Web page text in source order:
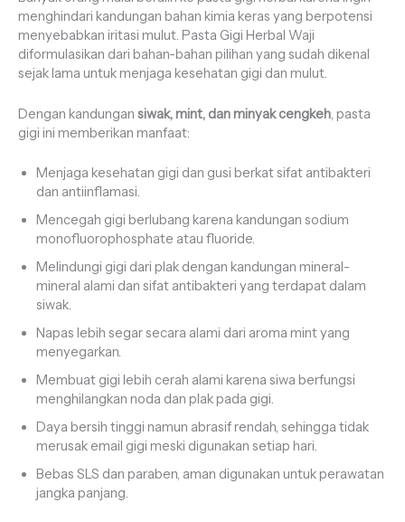
menghindari kandungan bahan kimia keras yang berpotensi
menyebabkan iritasi mulut. Pasta Gigi Herbal Waji
diformulasikan dari bahan-bahan pilihan yang sudah dikenal
sejak lama untuk menjaga kesehatan gigi dan mulut.
Dengan kandungan siwak, mint, dan minyak cengkeh , pasta
gigi ini memberikan manfaat:
Menjaga kesehatan gigi dan gusi berkat sifat antibakteri
dan antiinflamasi.
Mencegah gigi berlubang karena kandungan sodium
monofluorophosphate atau fluoride.
Melindungi gigi dari plak dengan kandungan mineral-
mineral alami dan sifat antibakteri yang terdapat dalam
siwak.
Napas lebih segar secara alami dari aroma mint yang
menyegarkan.
Membuat gigi lebih cerah alami karena siwa berfungsi
menghilangkan noda dan plak pada gigi.
Daya bersih tinggi namun abrasif rendah, sehingga tidak
merusak email gigi meski digunakan setiap hari.
Bebas SLS dan paraben, aman digunakan untuk perawatan
jangka panjang.